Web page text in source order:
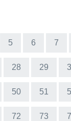
5 6 7
28 29
50 51
72 73